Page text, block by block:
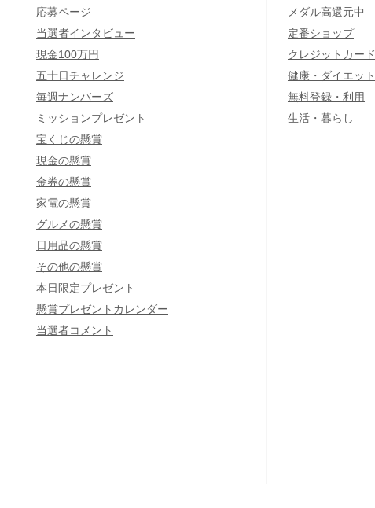
応募ページ
当選者インタビュー
現金100万円
五十日チャレンジ
毎週ナンバーズ
ミッションプレゼント
宝くじの懸賞
現金の懸賞
金券の懸賞
家電の懸賞
グルメの懸賞
日用品の懸賞
その他の懸賞
本日限定プレゼント
懸賞プレゼントカレンダー
当選者コメント
メダル高還元中
定番ショップ
クレジットカード
健康・ダイエット
無料登録・利用
生活・暮らし